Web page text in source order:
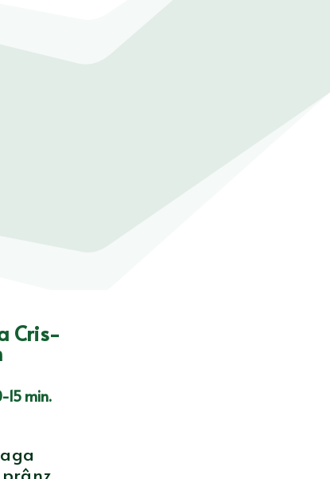
Cris-
15 min.